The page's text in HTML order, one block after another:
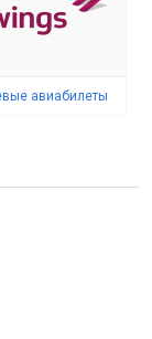
авиабилеты